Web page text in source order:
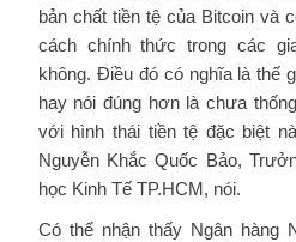
bản chất tiền tệ của Bitcoin và
cách chính thức trong các
không. Điều đó có nghĩa là thế
hay nói đúng hơn là chưa
với hình thái tiền tệ đặc biệt
Nguyễn Khắc Quốc Bảo,
học Kinh Tế TP.HCM, nói.
Có thể nhận thấy Ngân hàng